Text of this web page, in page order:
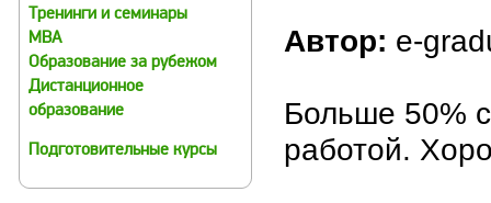
Тренинги и семинары
MBA
Образование за рубежом
Дистанционное
образование
Подготовительные курсы
Автор: e-
Больше 50%
работой.